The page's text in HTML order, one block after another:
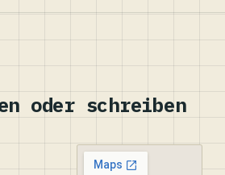
oder schreiben